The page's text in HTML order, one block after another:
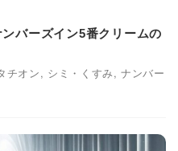
バーズイン5番クリームの
チオン, シミ・くすみ,ナンバー